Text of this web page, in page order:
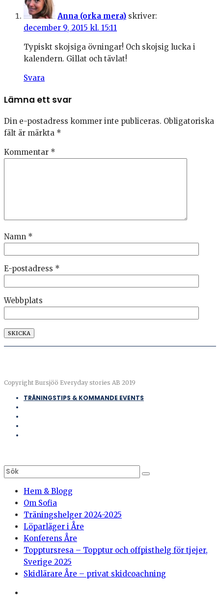
Anna (orka mera) skriver:
december 9, 2015 kl. 15:11
Typiskt skojsiga övningar! Och skojsig lucka i
kalendern. Gillat och tävlat!
Svara
Lämna ett svar
Din e-postadress kommer inte publiceras. Obligatoriska
fält är märkta *
Kommentar *
Namn *
E-postadress *
Webbplats
Copyright Bursjöö Everyday stories AB 2019
TRÄNINGSTIPS & KOMMANDE EVENTS
Hem & Blogg
Om Sofia
Träningshelger 2024-2025
Löparläger i Åre
Konferens Åre
Topptursresa – Topptur och offpisthelg för tjejer,
Sverige 2025
Skidlärare Åre – privat skidcoachning